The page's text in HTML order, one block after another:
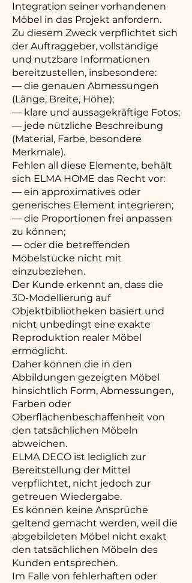
Integration seiner vorhandenen
Möbel in das Projekt anfordern.
Zu diesem Zweck verpflichtet sich
der Auftraggeber, vollständige
und nutzbare Informationen
bereitzustellen, insbesondere:
— die genauen Abmessungen
(Länge, Breite, Höhe);
— klare und aussagekräftige Fotos;
— jede nützliche Beschreibung
(Material, Farbe, besondere
Merkmale).
Fehlen all diese Elemente, behält
sich ELMA HOME das Recht vor:
— ein approximatives oder
generisches Element integrieren;
— die Proportionen frei anpassen
zu können;
— oder die betreffenden
Möbelstücke nicht mit
einzubeziehen.
Der Kunde erkennt an, dass die
3D-Modellierung auf
Objektbibliotheken basiert und
nicht unbedingt eine exakte
Reproduktion realer Möbel
ermöglicht.
Daher können die in den
Abbildungen gezeigten Möbel
hinsichtlich Form, Abmessungen,
Farben oder
Oberflächenbeschaffenheit von
den tatsächlichen Möbeln
abweichen.
ELMA DECO ist lediglich zur
Bereitstellung der Mittel
verpflichtet, nicht jedoch zur
getreuen Wiedergabe.
Es können keine Ansprüche
geltend gemacht werden, weil die
abgebildeten Möbel nicht exakt
den tatsächlichen Möbeln des
Kunden entsprechen.
Im Falle von fehlerhaften oder